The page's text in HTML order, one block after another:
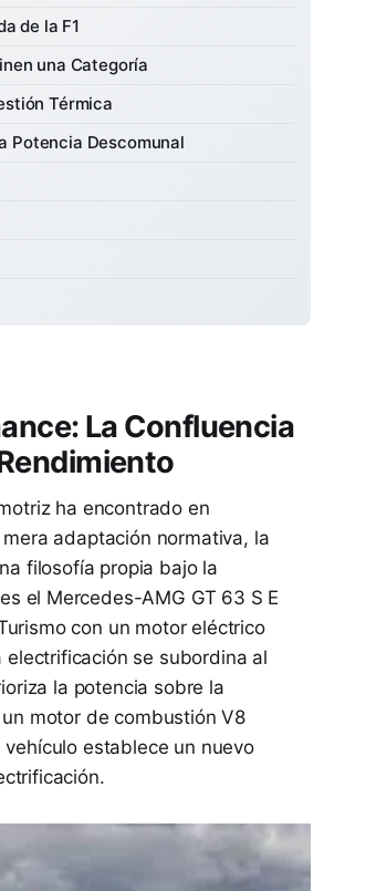
de la F1
una Categoría
Térmica
Potencia Descomunal
La Confluencia
ha encontrado en
adaptación normativa, la
filosofía propia bajo la
el Mercedes-AMG GT 63 S E
con un motor eléctrico
se subordina al
la potencia sobre la
motor de combustión V8
establece un nuevo